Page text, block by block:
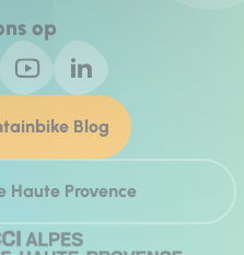
op
Blog
Haute Provence